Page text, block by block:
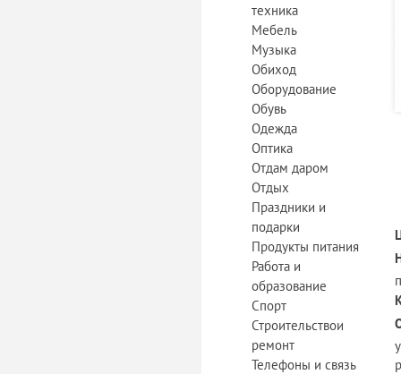
техника
Мебель
Музыка
Обиход
Оборудование
Обувь
Одежда
Оптика
Отдам даром
Отдых
Праздники и
подарки
Продукты питания
Работа и
образование
Спорт
Строительствои
ремонт
Телефоны и связь